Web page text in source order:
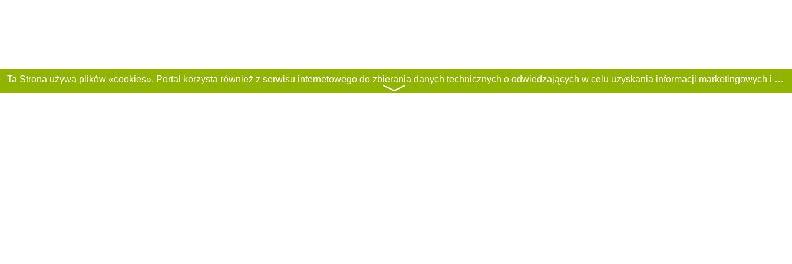
Ta Strona używa plików «cookies». Portal korzysta również z serwisu internetowego do zbierania danych technicznych o odwiedzających w celu uzyskania informacji marketingowych i statystycznych. Warunki przetwarzania danych odwiedzających Stronę, patrz:
〉